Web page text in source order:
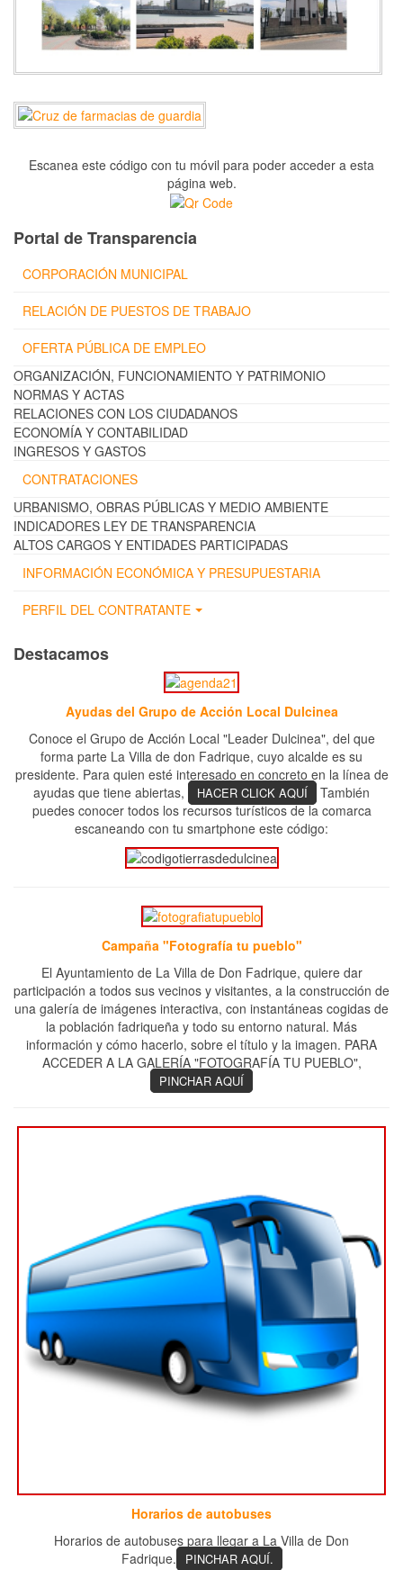
Escanea este código con tu móvil para poder acceder a esta
página web.
Portal de Transparencia
CORPORACIÓN MUNICIPAL
RELACIÓN DE PUESTOS DE TRABAJO
OFERTA PÚBLICA DE EMPLEO
ORGANIZACIÓN, FUNCIONAMIENTO Y PATRIMONIO
NORMAS Y ACTAS
RELACIONES CON LOS CIUDADANOS
ECONOMÍA Y CONTABILIDAD
INGRESOS Y GASTOS
CONTRATACIONES
URBANISMO, OBRAS PÚBLICAS Y MEDIO AMBIENTE
INDICADORES LEY DE TRANSPARENCIA
ALTOS CARGOS Y ENTIDADES PARTICIPADAS
INFORMACIÓN ECONÓMICA Y PRESUPUESTARIA
PERFIL DEL CONTRATANTE
Destacamos
Ayudas del Grupo de Acción Local Dulcinea
Conoce el Grupo de Acción Local "Leader Dulcinea", del que
forma parte La Villa de don Fadrique, cuyo alcalde es su
presidente. Para quien esté interesado en concreto en la línea de
ayudas que tiene abiertas,
HACER CLICK AQUÍ
También
puedes conocer todos los recursos turísticos de la comarca
escaneando con tu smartphone este código:
Campaña "Fotografía tu pueblo"
El Ayuntamiento de La Villa de Don Fadrique, quiere dar
participación a todos sus vecinos y visitantes, a la construcción de
una galería de imágenes interactiva, con instantáneas cogidas de
la población fadriqueña y todo su entorno natural. Más
información y cómo hacerlo, sobre el título y la imagen. PARA
ACCEDER A LA GALERÍA "FOTOGRAFÍA TU PUEBLO",
PINCHAR AQUÍ
Horarios de autobuses
Horarios de autobuses para llegar a La Villa de Don
Fadrique.
PINCHAR AQUÍ.